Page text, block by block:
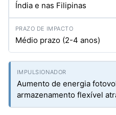
Índia e nas Filipinas
Médio prazo (2-4 anos)
Aumento de energia
armazenamento flexível